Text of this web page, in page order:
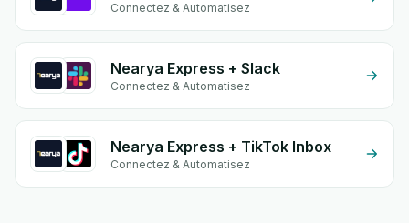
Connectez & Automatisez
Nearya Express + Slack
Connectez & Automatisez
Nearya Express + TikTok Inbox
Connectez & Automatisez